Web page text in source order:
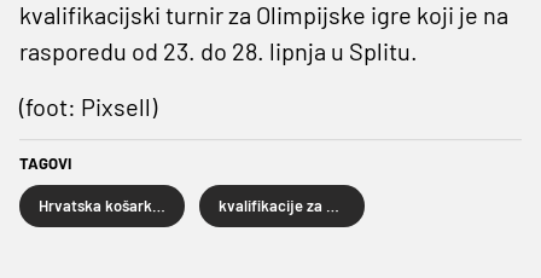
kvalifikacijski turnir za Olimpijske igre koji je na
rasporedu od 23. do 28. lipnja u Splitu.
(foot: Pixsell)
TAGOVI